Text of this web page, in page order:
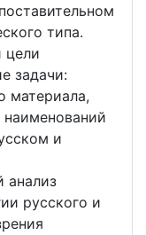
типа.
цели
задачи:
материала,
и
анализ
русского и